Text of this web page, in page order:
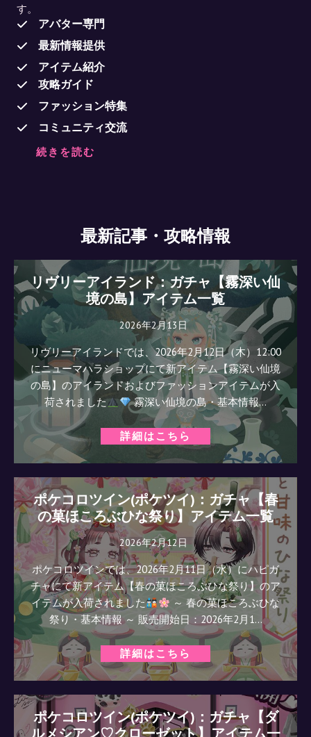
す。
アバター専門
最新情報提供
アイテム紹介
攻略ガイド
ファッション特集
コミュニティ交流
続きを読む
最新記事・攻略情報
リヴリーアイランド：ガチャ【霧深い仙
境の島】アイテム一覧
2026年2月13日
リヴリーアイランドでは、2026年2月12日（木）12:00
にニューマハラショップにて新アイテム【霧深い仙境
の島】のアイランドおよびファッションアイテムが入
荷されました
霧深い仙境の島・基本情報…
詳細はこちら
ポケコロツイン(ポケツイ)：ガチャ【春
の菓ほころぶひな祭り】アイテム一覧
2026年2月12日
ポケコロツインでは、2026年2月11日（水）にハピガ
チャにて新アイテム【春の菓ほころぶひな祭り】のア
イテムが入荷されました
～ 春の菓ほころぶひな
祭り・基本情報 ～ 販売開始日：2026年2月1…
詳細はこちら
ポケコロツイン(ポケツイ)：ガチャ【ダ